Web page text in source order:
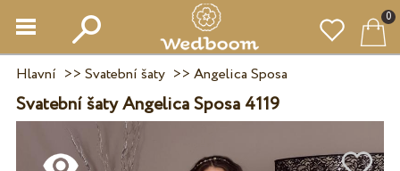
0
Hlavní >> Svatební šaty>> Angelica Sposa
Svatební šaty Angelica Sposa 4119